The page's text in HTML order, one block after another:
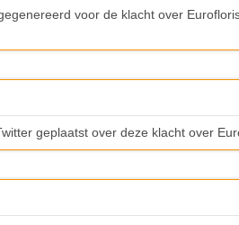
voor de klacht over
geplaatst over deze klacht over